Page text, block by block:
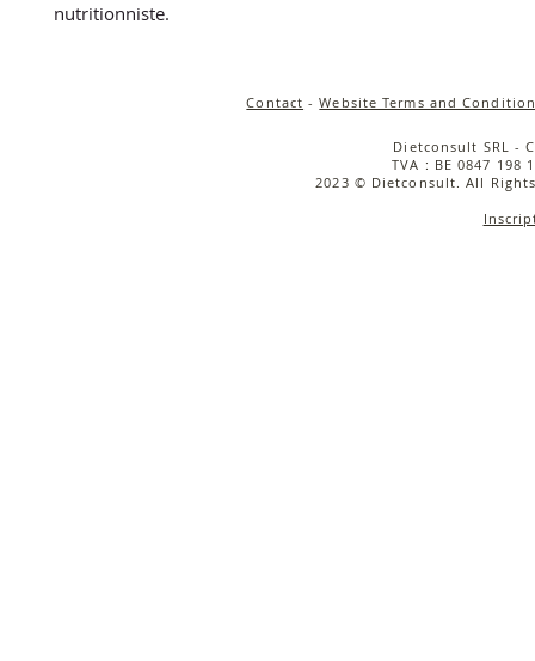
nutritionniste.
Contact -Website Terms and
Dietconsult SRL -
TVA : BE 0847 198
2023 © Dietconsult. All